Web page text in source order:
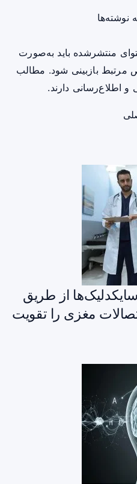
نوشته‌ها
منتشرشده باید به‌صورت
بازبینی شود. مطالب
و اطلاع‌رسانی دارند.
از طریق
مغزی را تقویت